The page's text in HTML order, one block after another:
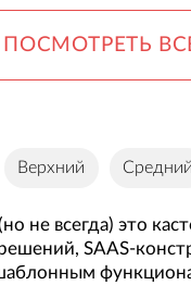
ПОСМОТРЕТЬ
Верхний Средний
не всегда) это
SAAS-